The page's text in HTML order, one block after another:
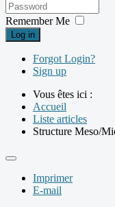
Remember Me
Log in
Forgot Login?
Sign up
Vous êtes ici :
Accueil
Liste articles
Structure Meso/
Imprimer
E-mail